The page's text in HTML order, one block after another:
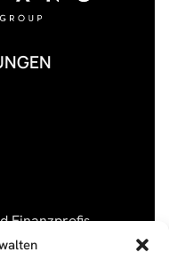
Finanzprofis